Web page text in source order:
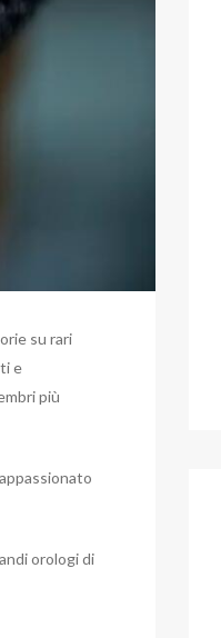
su rari
e
più
orologi di